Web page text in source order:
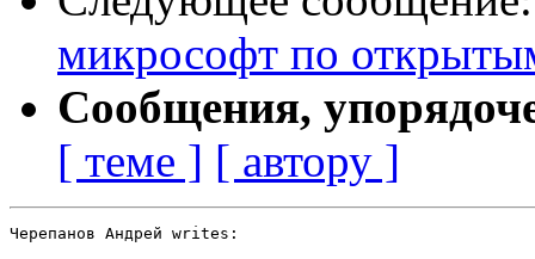
микрософт по
Сообщения,
[ теме ] [ автору ]
Черепанов Андрей writes: